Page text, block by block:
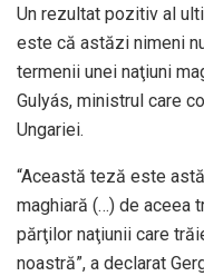
Un rezultat pozitiv al
este că astăzi nimeni
termenii unei naţiuni
Gulyás, ministrul care
Ungariei.
“Această teză este
maghiară (…) de aceea
părţilor naţiunii care
noastră”, a declarat